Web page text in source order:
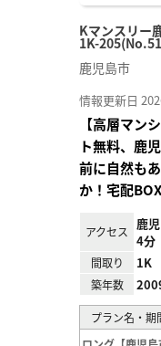
Kマンスリー
1K-
鹿児島市
情報更新日
【高層マン
ト無料、鹿
前に自然も
か！宅配
アクセス
鹿
4分
間取り 1K
築年数
プラン名・期